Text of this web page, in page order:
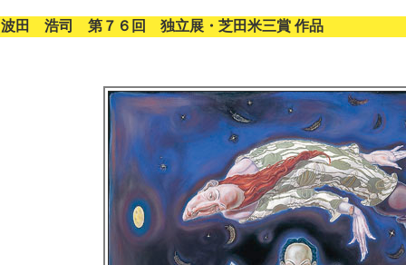
波田 浩司 第７６回 独立展・芝田米三賞 作品